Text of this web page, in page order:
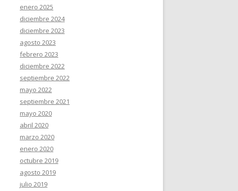
enero 2025
diciembre 2024
diciembre 2023
agosto 2023
febrero 2023
diciembre 2022
septiembre 2022
mayo 2022
septiembre 2021
mayo 2020
abril 2020
marzo 2020
enero 2020
octubre 2019
agosto 2019
julio 2019